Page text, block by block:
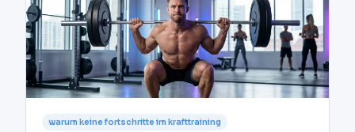
warum keine fortschritte im krafttraining